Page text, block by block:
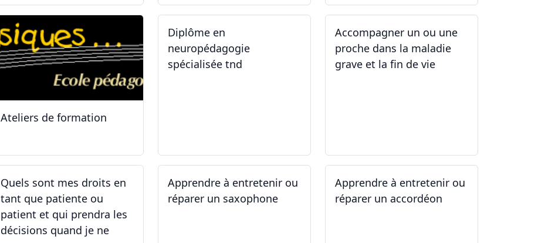
Ateliers de formation
Diplôme en
neuropédagogie
spécialisée tnd
Accompagner un ou une
proche dans la maladie
grave et la fin de vie
Quels sont mes droits en
tant que patiente ou
patient et qui prendra les
décisions quand je ne
Apprendre à entretenir ou
réparer un saxophone
Apprendre à entretenir ou
réparer un accordéon